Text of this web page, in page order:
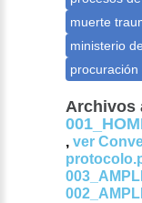
Archivos
,ver